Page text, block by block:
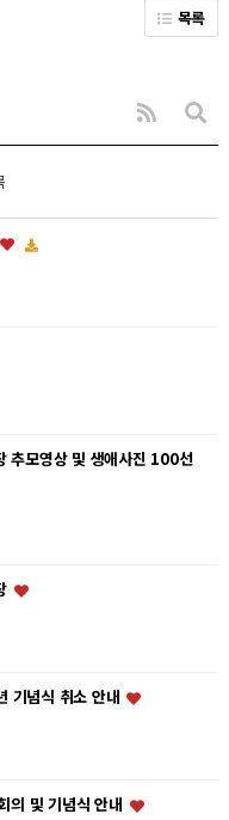
목록
추모영상 및 생애사진 100선
기념식 취소 안내
의 및 기념식 안내